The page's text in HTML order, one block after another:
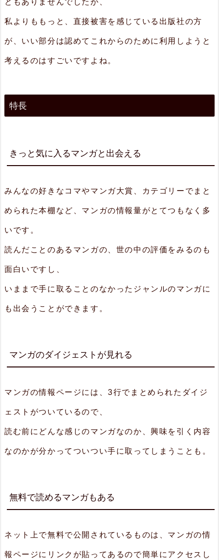
私よりももっと、直接被害を感じている出版社の方
が、いい部分は認めてこれからのために利用しようと
考えるのはすごいですよね。
特長
きっと気に入るマンガと出会える
みんなの好きなコマやマンガ大賞、カテゴリーでまと
められた本棚など、マンガの情報量がとてつもなく多
いです。
読んだことのあるマンガの、世の中の評価をみるのも
面白いですし、
いままで手に取ることのなかったジャンルのマンガに
も出会うことができます。
マンガのダイジェストが見れる
マンガの情報ページには、3行でまとめられたダイジ
ェストがついているので、
読む前にどんな感じのマンガなのか、興味を引く内容
なのかが分かってついつい手に取ってしまうことも。
無料で読めるマンガもある
ネット上で無料で公開されているものは、マンガの情
報ページにリンクが貼ってあるので簡単にアクセスし